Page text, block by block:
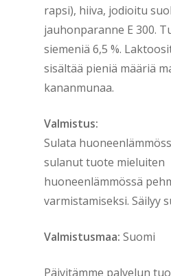
rapsi), hiiva, jodioitu
jauhonparanne E 300.
siemeniä 6,5 %.
sisältää pieniä määriä
kananmunaa.
Valmistus:
Sulata
sulanut tuote mieluiten
huoneenlämmössä
varmistamiseksi. Säilyy
Valmistusmaa: Suomi
Päivitämme palvelun